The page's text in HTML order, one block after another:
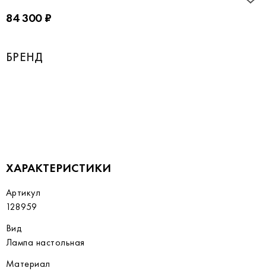
84 300 ₽
БРЕНД
ХАРАКТЕРИСТИКИ
Артикул
128959
Вид
Лампа настольная
Материал